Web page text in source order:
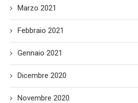
Marzo 2021
Febbraio 2021
Gennaio 2021
Dicembre 2020
Novembre 2020